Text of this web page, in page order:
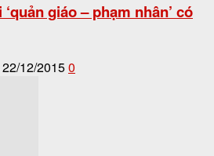
giáo – phạm nhân’ có
22/12/20150